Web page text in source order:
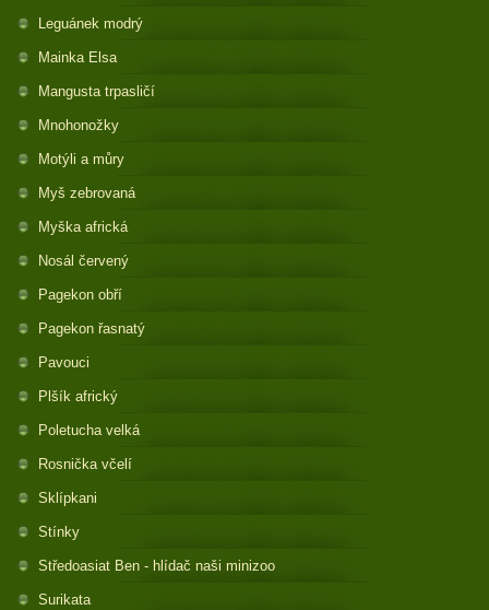
Leguánek modrý
Mainka Elsa
Mangusta trpasličí
Mnohonožky
Motýli a můry
Myš zebrovaná
Myška africká
Nosál červený
Pagekon obří
Pagekon řasnatý
Pavouci
Plšík africký
Poletucha velká
Rosnička včelí
Sklípkani
Stínky
Středoasiat Ben - hlídač naši minizoo
Surikata